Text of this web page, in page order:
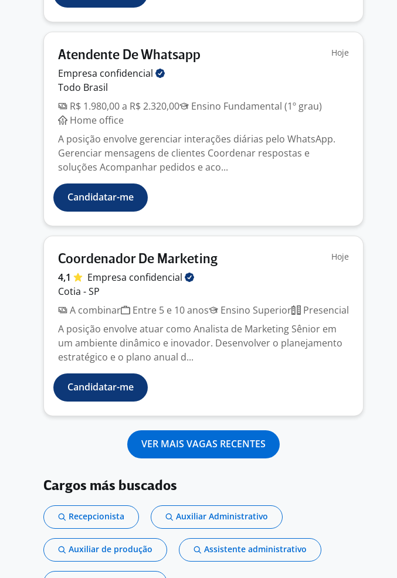
Atendente De Whatsapp Hoje
Empresa confidencial
Todo Brasil
R$ 1.980,00 a R$ 2.320,00
Ensino Fundamental (1º grau)
Home office
A posição envolve gerenciar interações diárias pelo WhatsApp.
Gerenciar mensagens de clientes Coordenar respostas e
soluções Acompanhar pedidos e aco...
Candidatar-me
Coordenador De Marketing Hoje
4,1 Empresa confidencial
Cotia - SP
A combinar
Entre 5 e 10 anos Ensino Superior
Presencial
A posição envolve atuar como Analista de Marketing Sênior em
um ambiente dinâmico e inovador. Desenvolver o planejamento
estratégico e o plano anual d...
Candidatar-me
VER MAIS VAGAS RECENTES
Cargos más buscados
Recepcionista Auxiliar Administrativo
Auxiliar de produção Assistente administrativo